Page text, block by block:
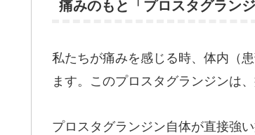
痛みのもと「プロスタグラン
私たちが痛みを感じる時、体内（
ます。このプロスタグランジンは
プロスタグランジン自体が直接強